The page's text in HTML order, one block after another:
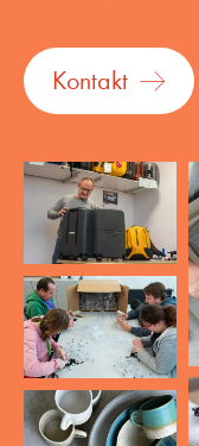
Kontakt